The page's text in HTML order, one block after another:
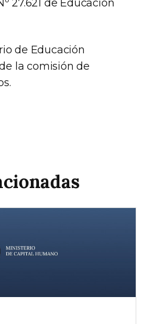
27.621 de Educación
de Educación
la comisión de